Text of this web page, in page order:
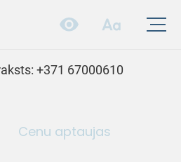
+371 67000610
Cenu aptaujas